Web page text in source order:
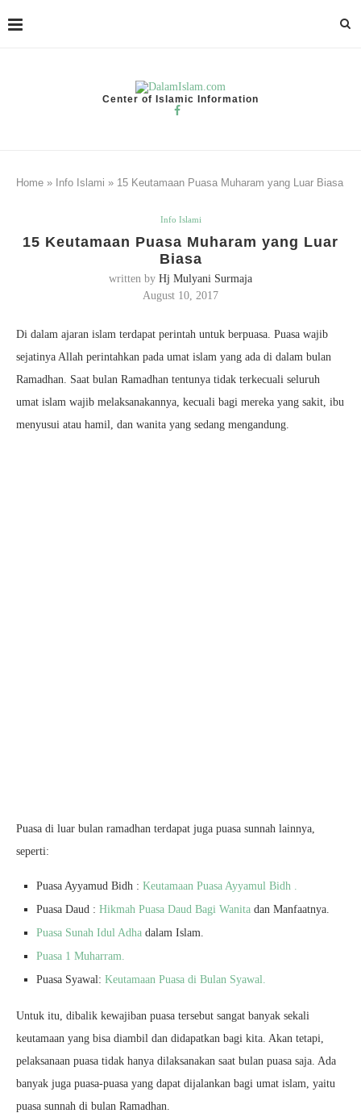
Center of Islamic Information
Home » Info Islami » 15 Keutamaan Puasa Muharam yang Luar Biasa
Info Islami
15 Keutamaan Puasa Muharam yang Luar
Biasa
written by Hj Mulyani Surmaja
August 10, 2017
Di dalam ajaran islam terdapat perintah untuk berpuasa. Puasa wajib
sejatinya Allah perintahkan pada umat islam yang ada di dalam bulan
Ramadhan. Saat bulan Ramadhan tentunya tidak terkecuali seluruh
umat islam wajib melaksanakannya, kecuali bagi mereka yang sakit, ibu
menyusui atau hamil, dan wanita yang sedang mengandung.
Puasa di luar bulan ramadhan terdapat juga puasa sunnah lainnya,
seperti:
Puasa Ayyamud Bidh : Keutamaan Puasa Ayyamul Bidh .
Puasa Daud : Hikmah Puasa Daud Bagi Wanita dan Manfaatnya.
Puasa Sunah Idul Adha dalam Islam.
Puasa 1 Muharram.
Puasa Syawal: Keutamaan Puasa di Bulan Syawal.
Untuk itu, dibalik kewajiban puasa tersebut sangat banyak sekali
keutamaan yang bisa diambil dan didapatkan bagi kita. Akan tetapi,
pelaksanaan puasa tidak hanya dilaksanakan saat bulan puasa saja. Ada
banyak juga puasa-puasa yang dapat dijalankan bagi umat islam, yaitu
puasa sunnah di bulan Ramadhan.